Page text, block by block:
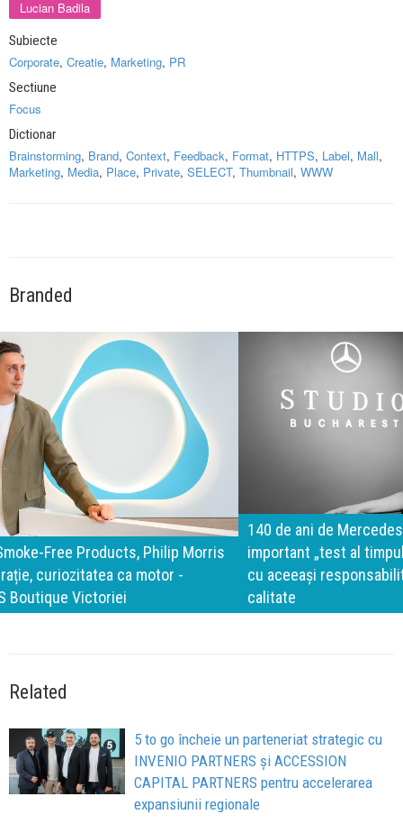
Lucian Badila
Subiecte
Corporate, Creatie, Marketing, PR
Sectiune
Focus
Dictionar
Brainstorming, Brand, Context, Feedback, Format, HTTPS, Label, Mall,
Marketing, Media, Place, Private, SELECT, Thumbnail, WWW
Branded
140 de ani de Mercedes-Benz. Ramona Pîrlog: Cel mai
important „test al timpului” este să inovăm constant, dar
cu aceeași responsabilitate față de oameni, siguranță și
calitate
Related
5 to go încheie un parteneriat strategic cu
INVENIO PARTNERS și ACCESSION
CAPITAL PARTNERS pentru accelerarea
expansiunii regionale